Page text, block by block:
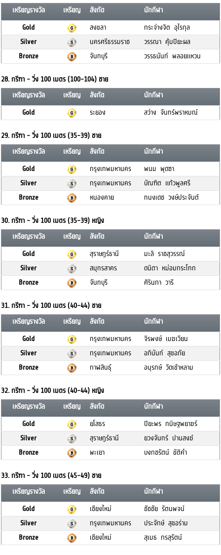
เหรียญรางวัล
เหรียญ สังกัด
นักกีฬา
Gold
สงขลา
กระจ่างจิต อุไรกุล
Silver
นครศรีธรรมราช
วรรณา คุ้มปิยะผล
Bronze
จันทบุรี วรรธนันท์ พลอยแหวน
28. กรีฑา - วิ่ง 100 เมตร (100-104) ชาย
เหรียญรางวัล
เหรียญ สังกัด
นักกีฬา
Gold
ระยอง สว่าง จันทร์พราหมณ์
29. กรีฑา - วิ่ง 100 เมตร (35-39) ชาย
เหรียญรางวัล
เหรียญ สังกัด
นักกีฬา
Gold
กรุงเทพมหานคร
พนม พุดซา
Silver
กรุงเทพมหานคร
บัณฑิต แก้วพูลศรี
Bronze
หนองคาย ทนงเดช วงษ์ประจันต์
30. กรีฑา - วิ่ง 100 เมตร (35-39) หญิง
เหรียญรางวัล
เหรียญ สังกัด
นักกีฬา
Gold
สุราษฎร์ธานี
มะลิ ราชสุวรรณ์
Silver
สมุทรสาคร
ดนิตา หม่อมกระโทก
Bronze
จันทบุรี ศิรินภา วารี
31. กรีฑา - วิ่ง 100 เมตร (40-44) ชาย
เหรียญรางวัล
เหรียญ สังกัด
นักกีฬา
Gold
กรุงเทพมหานคร
จิรพงษ์ เมฆเวียน
Silver
กรุงเทพมหานคร
อภินันท์ สุขอภัย
Bronze
กาฬสินธุ์ อนุรกษ์ วัดเข้าหลาม
32. กรีฑา - วิ่ง 100 เมตร (40-44) หญิง
เหรียญรางวัล
เหรียญ สังกัด
นักกีฬา
Gold
ยโสธร
ปิยะพร กนิษฐพยาฆร์
Silver
สุราษฎร์ธานี
ยวงจันทร์ ปานสงฆ์
Bronze
พะเยา บงกชรัตน์ ขัติคำ
33. กรีฑา - วิ่ง 100 เมตร (45-49) ชาย
เหรียญรางวัล
เหรียญ สังกัด
นักกีฬา
Gold
เชียงใหม่
ชัชชัย รัตนพจน์
Silver
กรุงเทพมหานคร
ประจักษ์ สุขอร่าม
Bronze
เชียงใหม่ สุเมธ กรสุรัตน์